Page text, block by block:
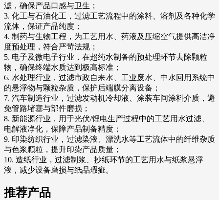
滤，确保产品口感与卫生；
3. 化工与石油化工，过滤工艺流程中的涂料、溶剂及各种化学
流体，保证产品纯度；
4. 制药与生物工程，为工艺用水、药液及压缩空气提供高洁净
度预处理，符合严苛法规；
5. 电子及微电子行业，在超纯水制备的预处理环节去除颗粒
物，确保终端水质达到极高标准；
6. 水处理行业，过滤市政自来水、工业废水、中水回用系统中
的悬浮物与颗粒杂质，保护后端膜分离设备；
7. 汽车制造行业，过滤发动机冷却液、涂装车间涂料介质，避
免管路堵塞与部件磨损；
8. 新能源行业，用于光伏/锂电生产过程中的工艺用水过滤、
电解液净化，保障产品制备精度；
9. 印染纺织行业，过滤染液、漂洗水等工艺流体中的纤维杂质
与色浆颗粒，提升印染产品质量；
10. 造纸行业，过滤制浆、抄纸环节的工艺用水与纸浆悬浮
液，减少设备磨损与纸品瑕疵。
推荐产品